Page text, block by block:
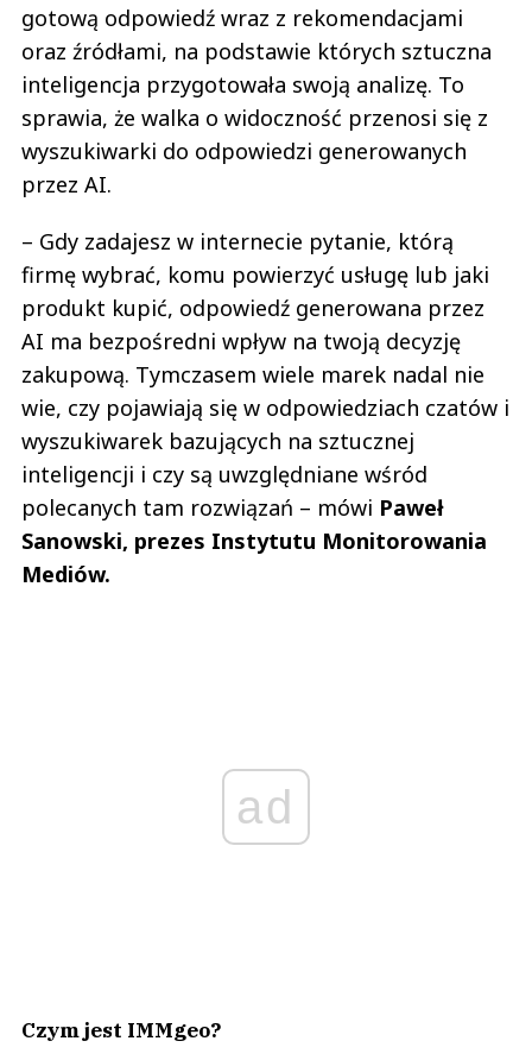
gotową odpowiedź wraz z rekomendacjami
oraz źródłami, na podstawie których sztuczna
inteligencja przygotowała swoją analizę. To
sprawia, że walka o widoczność przenosi się z
wyszukiwarki do odpowiedzi generowanych
przez AI.
– Gdy zadajesz w internecie pytanie, którą
firmę wybrać, komu powierzyć usługę lub jaki
produkt kupić, odpowiedź generowana przez
AI ma bezpośredni wpływ na twoją decyzję
zakupową. Tymczasem wiele marek nadal nie
wie, czy pojawiają się w odpowiedziach czatów i
wyszukiwarek bazujących na sztucznej
inteligencji i czy są uwzględniane wśród
polecanych tam rozwiązań – mówi Paweł
Sanowski, prezes Instytutu Monitorowania
Mediów.
ad
Czym jest IMMgeo?